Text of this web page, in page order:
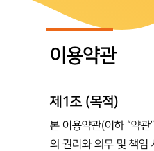
이용약관
제1조 (목적)
본 이용약관(이하 “약
의 권리와 의무 및 책임